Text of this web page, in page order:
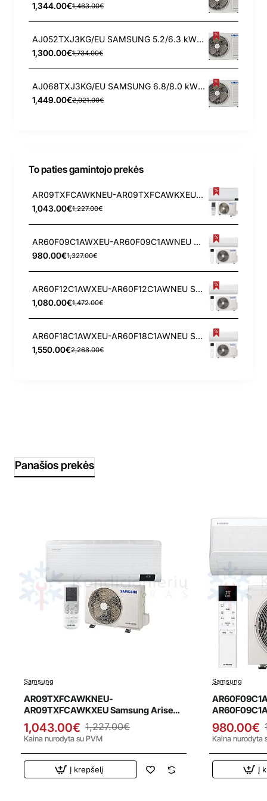
1,344.00€1,463.00€
AJ052TXJ3KG/EU SAMSUNG 5.2/6.3 kW išorinis blokas
1,300.00€1,734.00€
AJ068TXJ3KG/EU SAMSUNG 6.8/8.0 kW išorinis blokas
1,449.00€2,021.00€
To paties gamintojo prekės
AR09TXFCAWKNEU-AR09TXFCAWKXEU Samsung Arise 2.5/3.2 kW oro kondicionierius
1,043.00€1,227.00€
AR60F09C1AWXEU-AR60F09C1AWNEU Samsung WindFree Comfort S2 2.5/3.2 kW oro kondicionierius
980.00€1,327.00€
AR60F12C1AWXEU-AR60F12C1AWNEU Samsung WindFree Comfort S2 3.5/4.0 kW oro kondicionierius
1,080.00€1,472.00€
AR60F18C1AWXEU-AR60F18C1AWNEU Samsung WindFree Comfort S2 5.0/6.0 kW oro kondicionierius
1,550.00€2,268.00€
Panašios prekės
Išpardavimas
Samsung
AR09TXFCAWKNEU-
AR09TXFCAWKXEU Samsung Arise
2.5/3.2 kW oro kondicionierius
1,043.00€ 1,227.00€
Kaina nurodyta su PVM
Į krepšelį
Samsung
WindFree
980.00€
Kaina nurodyta
Į